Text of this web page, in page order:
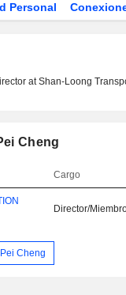
Personal
at Shan-Loong
Cheng
Cargo
Director/
Cheng